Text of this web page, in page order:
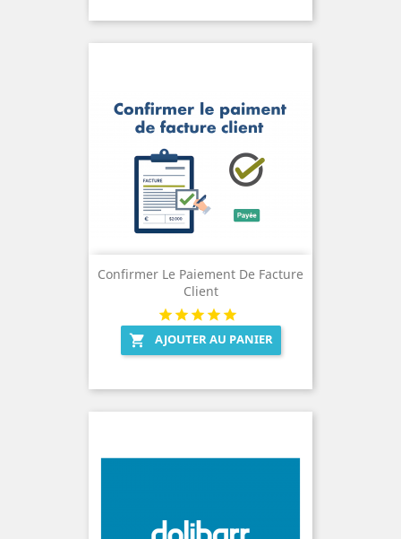
Confirmer Le Paiement De Facture
Client
 AJOUTER AU PANIER